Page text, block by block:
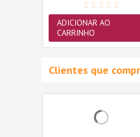
ADICIONAR AO
CARRINHO
Clientes que